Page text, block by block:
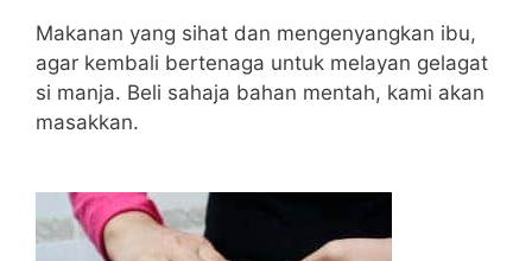
Makanan yang sihat dan mengenyangkan ibu,
agar kembali bertenaga untuk melayan gelagat
si manja. Beli sahaja bahan mentah, kami akan
masakkan.